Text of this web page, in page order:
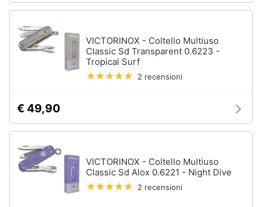
VICTORINOX - Coltello Multiuso
Classic Sd Transparent 0.6223 -
Tropical Surf
2 recensioni
€ 49,90
VICTORINOX - Coltello Multiuso
Classic Sd Alox 0.6221 - Night Dive
2 recensioni